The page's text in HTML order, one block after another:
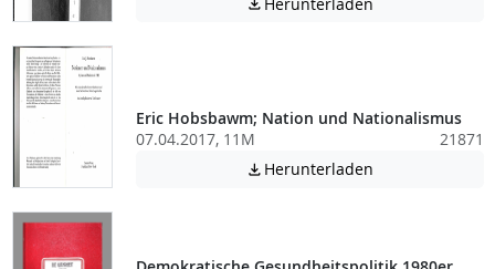

Eric Hobsbawm; Nation und Nationalismus
07.04.2017, 11M
21871
 Herunterladen